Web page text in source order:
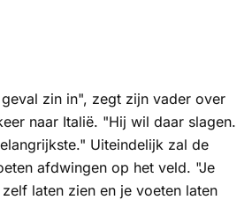
zin in", zegt zijn vader over
naar Italië. "Hij wil daar slagen.
Uiteindelijk zal de
afdwingen op het veld. "Je
laten zien en je voeten laten